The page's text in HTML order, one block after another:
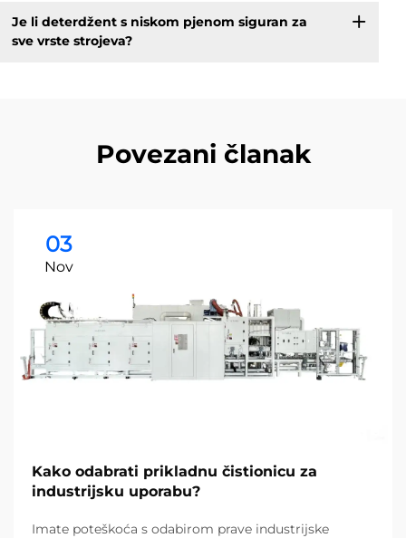
Je li deterdžent s niskom pjenom siguran za
sve vrste strojeva?
Povezani članak
03
Nov
Kako odabrati prikladnu čistionicu za
industrijsku uporabu?
Imate poteškoća s odabirom prave industrijske